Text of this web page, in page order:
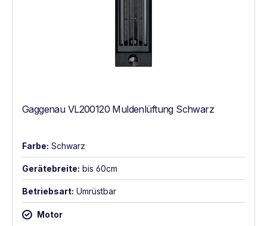
Gaggenau VL200120 Muldenlüftung Schwarz
Farbe: Schwarz
Gerätebreite: bis 60cm
Betriebsart: Umrüstbar
Motor